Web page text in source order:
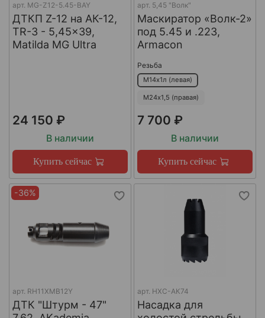
арт. MG-Z12-5.45-BAY
ДТКП Z-12 на АК-12,
TR-3 - 5,45x39,
Matilda MG Ultra
24 150 ₽
В наличии
Купить сейчас
арт. 5,45 "Волк"
Маскиратор «Волк-2»
под 5.45 и .223,
Armacon
Резьба
М14х1л (левая)
М24х1,5 (правая)
7 700 ₽
В наличии
Купить сейчас
-36%
арт. RH11XMB12Y
ДТК "Штурм - 47"
арт. НХС-АК74
Насадка для